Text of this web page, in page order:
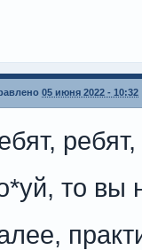
05 июня 2022 - 10:32
то вы